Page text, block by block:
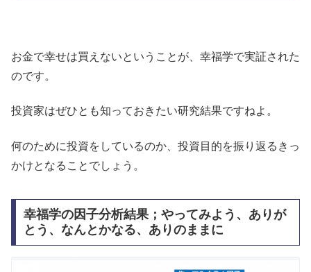
お金で幸せは買えないということが、幸福学で実証された
のです。
投資家はぜひとも知っておきたい研究結果ですねよ。
何のために投資をしているのか、投資目的を振り返るきっ
かけとなることでしょう。
幸福学の因子分析結果；やってみよう、ありが
とう、なんとかなる、ありのままに